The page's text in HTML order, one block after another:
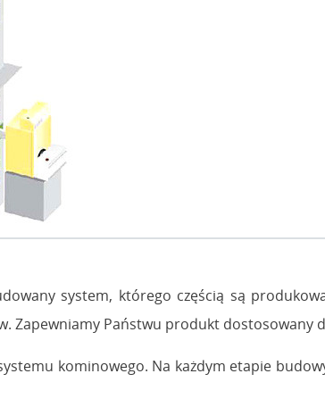
system, którego częścią są
Zapewniamy Państwu produkt dostosowany
kominowego. Na każdym etapie